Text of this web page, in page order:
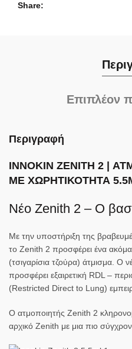
Share
Επιπλέον
Περιγραφή
INNOKIN ZENITH 2 |
ΜΕ ΧΩΡΗΤΙΚΟΤΗΤΑ
Νέο Zenith 2 – Ο
Με την υποστήριξη της
το Zenith 2 προσφέρει ένα
(τσιγαρίσια τζούρα) άτμισμα. Ο
προσφέρει εξαιρετική RDL –
(Restricted Direct to Lung)
Ο ατμοποιητής Zenith 2
αρχικό Zenith με μια πιο